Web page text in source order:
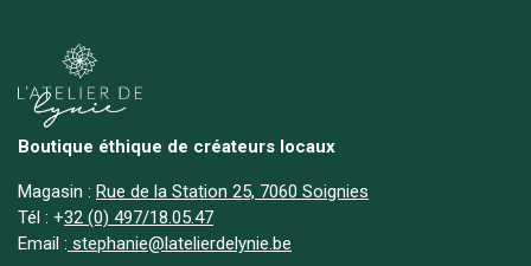
Boutique éthique de créateurs locaux
Magasin : Rue de la Station 25, 7060 Soignies
Tél : +32 (0) 497/18.05.47
Email : stephanie@latelierdelynie.be